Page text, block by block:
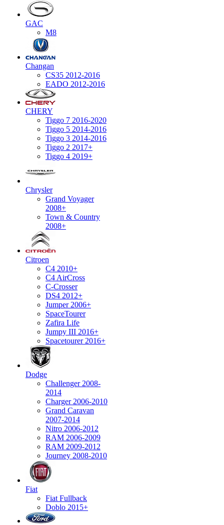
GAC
M8
Changan
CS35 2012-2016
EADO 2012-2016
CHERY
Tiggo 7 2016-2020
Tiggo 5 2014-2016
Tiggo 3 2014-2016
Tiggo 2 2017+
Tiggo 4 2019+
Chrysler
Grand Voyager
2008+
Town & Country
2008+
Citroen
C4 2010+
C4 AirCross
C-Crosser
DS4 2012+
Jumper 2006+
SpaceTourer
Zafira Life
Jumpy III 2016+
Spacetourer 2016+
Dodge
Challenger 2008-
2014
Charger 2006-2010
Grand Caravan
2007-2014
Nitro 2006-2012
RAM 2006-2009
RAM 2009-2012
Journey 2008-2010
Fiat
Fiat Fullback
Doblo 2015+